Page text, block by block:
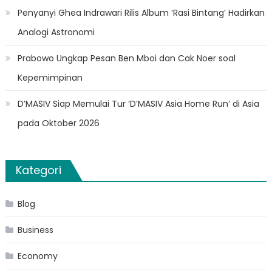
Penyanyi Ghea Indrawari Rilis Album ‘Rasi Bintang’ Hadirkan
Analogi Astronomi
Prabowo Ungkap Pesan Ben Mboi dan Cak Noer soal
Kepemimpinan
D’MASIV Siap Memulai Tur ‘D’MASIV Asia Home Run’ di Asia
pada Oktober 2026
Kategori
Blog
Business
Economy